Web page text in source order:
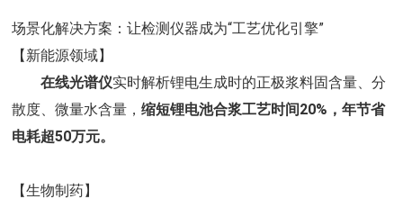
场景化解决方案：让检测仪器成为“工艺优化引擎”
【新能源领域】
在线光谱仪实时解析锂电生成时的正极浆料固含量、分
散度、微量水含量，缩短锂电池合浆工艺时间20%，年节省
电耗超50万元。
【生物制药】